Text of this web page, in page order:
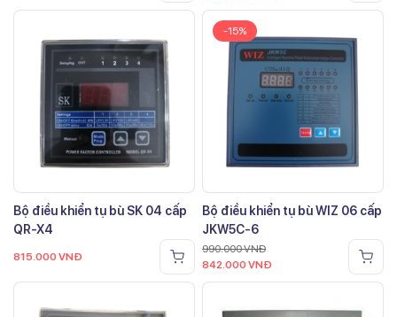
Bộ điều khiển tụ bù SK 04 cấp
QR-X4
815.000 VNĐ
-15%
Bộ điều khiển tụ bù WIZ 06 cấp
JKW5C-6
990.000VNĐ
842.000 VNĐ